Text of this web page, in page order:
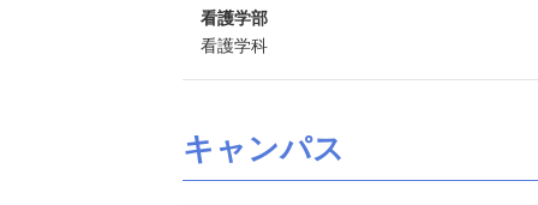
看護学部
看護学科
キャンパス